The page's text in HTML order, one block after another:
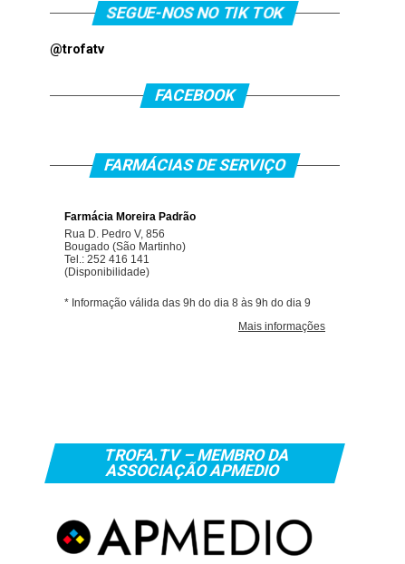
SEGUE-NOS NO TIK TOK
@trofatv
FACEBOOK
FARMÁCIAS DE SERVIÇO
TROFA.TV – MEMBRO DA
ASSOCIAÇÃO APMEDIO